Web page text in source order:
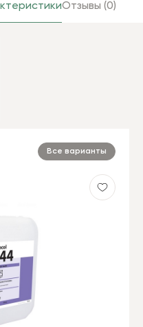
Отзывы (0)
Все варианты